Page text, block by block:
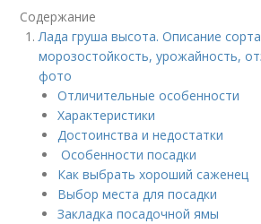
Содержание
Лада груша высота. Описание
морозостойкость, урожайность,
фото
Отличительные особенности
Характеристики
Достоинства и недостатки
Особенности посадки
Как выбрать хороший саженец
Выбор места для посадки
Закладка посадочной ямы